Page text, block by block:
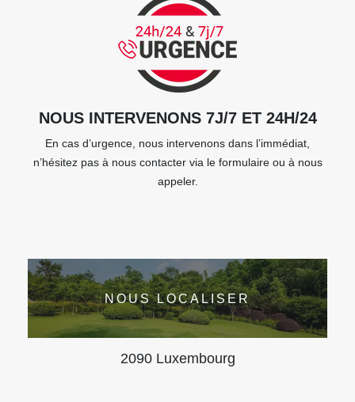
NOUS INTERVENONS 7J/7 ET 24H/24
En cas d’urgence, nous intervenons dans l’immédiat,
n’hésitez pas à nous contacter via le formulaire ou à nous
appeler.
NOUS LOCALISER
2090 Luxembourg